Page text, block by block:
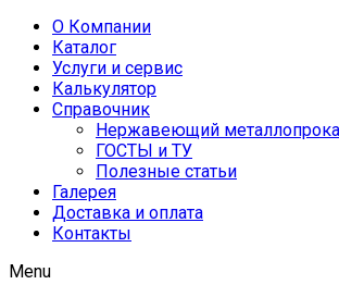
О Компании
Каталог
Услуги и сервис
Калькулятор
Справочник
Нержавеющий
ГОСТЫ и ТУ
Полезные статьи
Галерея
Доставка и оплата
Контакты
Menu